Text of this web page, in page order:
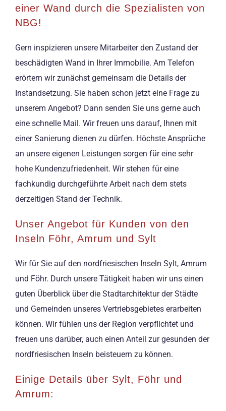
einer Wand durch die Spezialisten von
NBG!
Gern inspizieren unsere Mitarbeiter den Zustand der
beschädigten Wand in Ihrer Immobilie. Am Telefon
erörtern wir zunächst gemeinsam die Details der
Instandsetzung. Sie haben schon jetzt eine Frage zu
unserem Angebot? Dann senden Sie uns gerne auch
eine schnelle Mail. Wir freuen uns darauf, Ihnen mit
einer Sanierung dienen zu dürfen. Höchste Ansprüche
an unsere eigenen Leistungen sorgen für eine sehr
hohe Kundenzufriedenheit. Wir stehen für eine
fachkundig durchgeführte Arbeit nach dem stets
derzeitigen Stand der Technik.
Unser Angebot für Kunden von den
Inseln Föhr, Amrum und Sylt
Wir für Sie auf den nordfriesischen Inseln Sylt, Amrum
und Föhr. Durch unsere Tätigkeit haben wir uns einen
guten Überblick über die Stadtarchitektur der Städte
und Gemeinden unseres Vertriebsgebietes erarbeiten
können. Wir fühlen uns der Region verpflichtet und
freuen uns darüber, auch einen Anteil zur gesunden der
nordfriesischen Inseln beisteuern zu können.
Einige Details über Sylt, Föhr und
Amrum: